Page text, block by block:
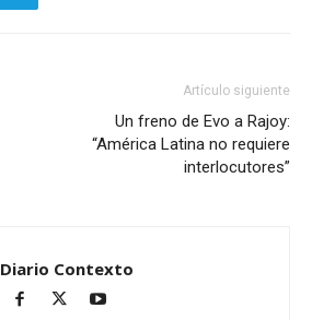
Artículo siguiente
Un freno de Evo a Rajoy:
“América Latina no requiere
interlocutores”
Diario Contexto